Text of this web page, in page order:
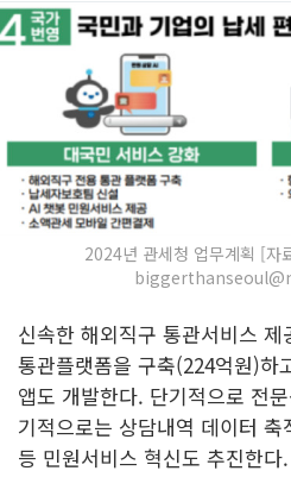
2024년 관세청 업무계획 [
신속한 해외직구 통관서비스
통관플랫폼을 구축(224억원)하
앱도 개발한다. 단기적으로 전
기적으로는 상담내역 데이터
등 민원서비스 혁신도 추진한다.